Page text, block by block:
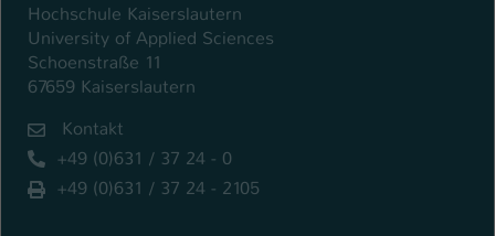
Hochschule Kaiserslautern
University of Applied Sciences
Schoenstraße 11
67659 Kaiserslautern
Kontakt
+49 (0)631 / 37 24 - 0
+49 (0)631 / 37 24 - 2105